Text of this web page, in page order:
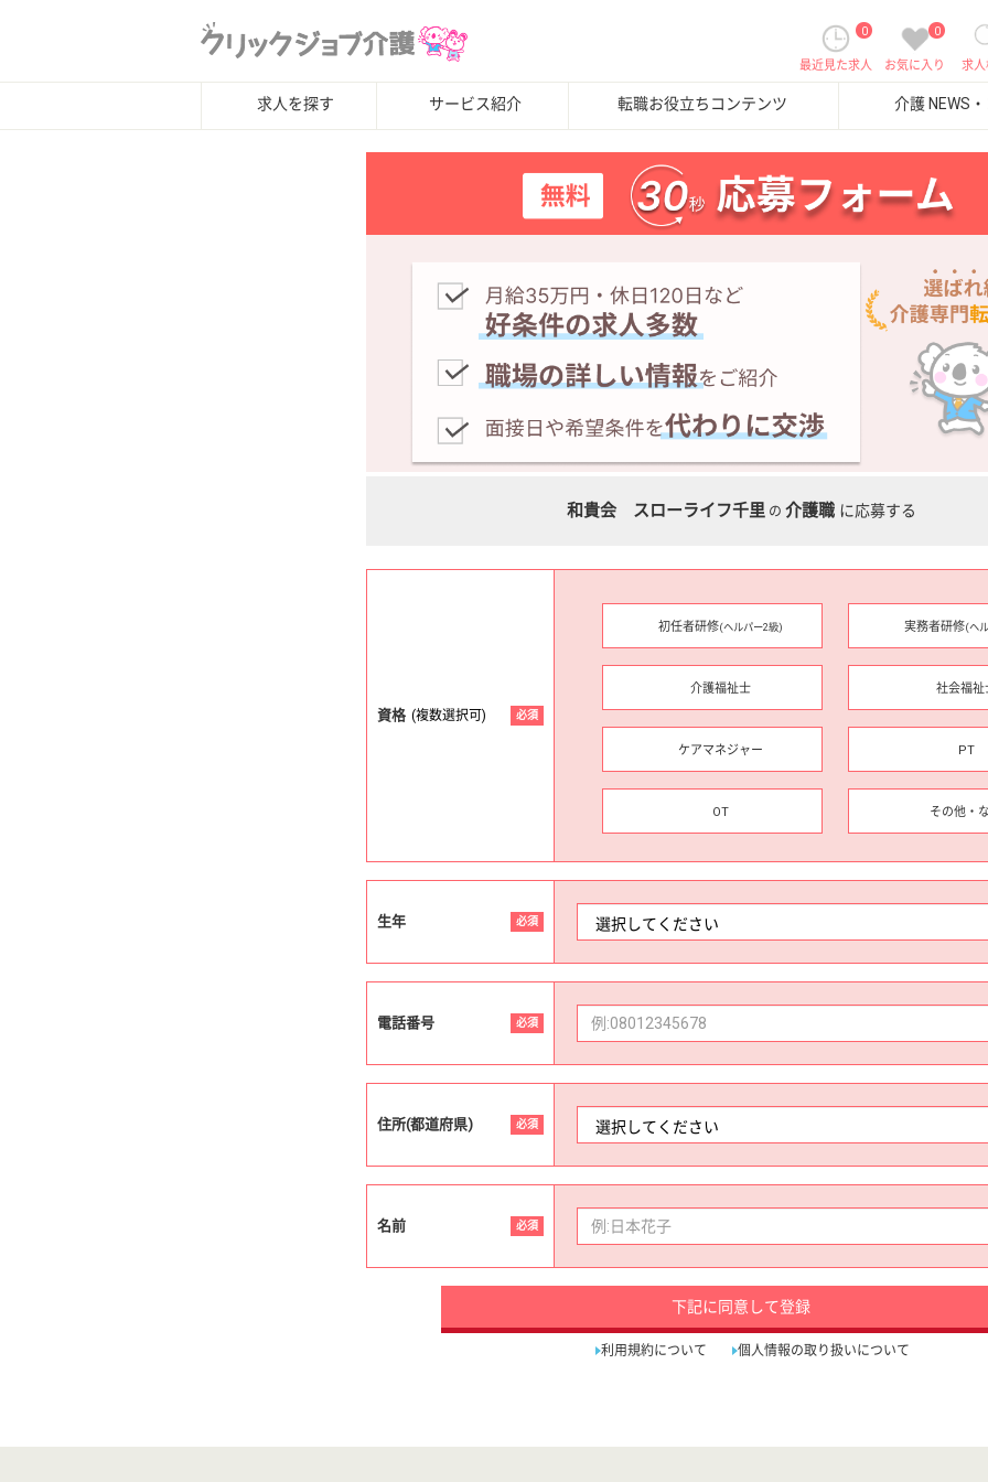
求
0
お気に入り
0
最近見た求人
求人を探す サービス紹介 転職お役立ちコンテンツ 介護 NEWS
和貴会 スローライフ千里の 介護職 に応募する
資格 (複数選択可) 必須
初任者研修(ヘルパー2級) 実務者研修(ヘ
介護福祉士 社会福祉
ケアマネジャー PT
OT その他・
生年 必須
電話番号 必須
住所(都道府県) 必須
名前 必須
下記に同意して登録
利用規約について 個人情報の取り扱いについて